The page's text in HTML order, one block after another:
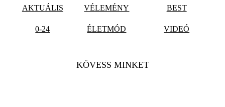
AKTUÁLIS VÉLEMÉNY BEST
0-24 ÉLETMÓD VIDEÓ
KÖVESS MINKET